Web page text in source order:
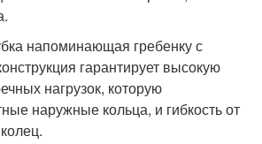
напоминающая гребенку с
гарантирует высокую
нагрузок, которую
наружные кольца, и гибкость от